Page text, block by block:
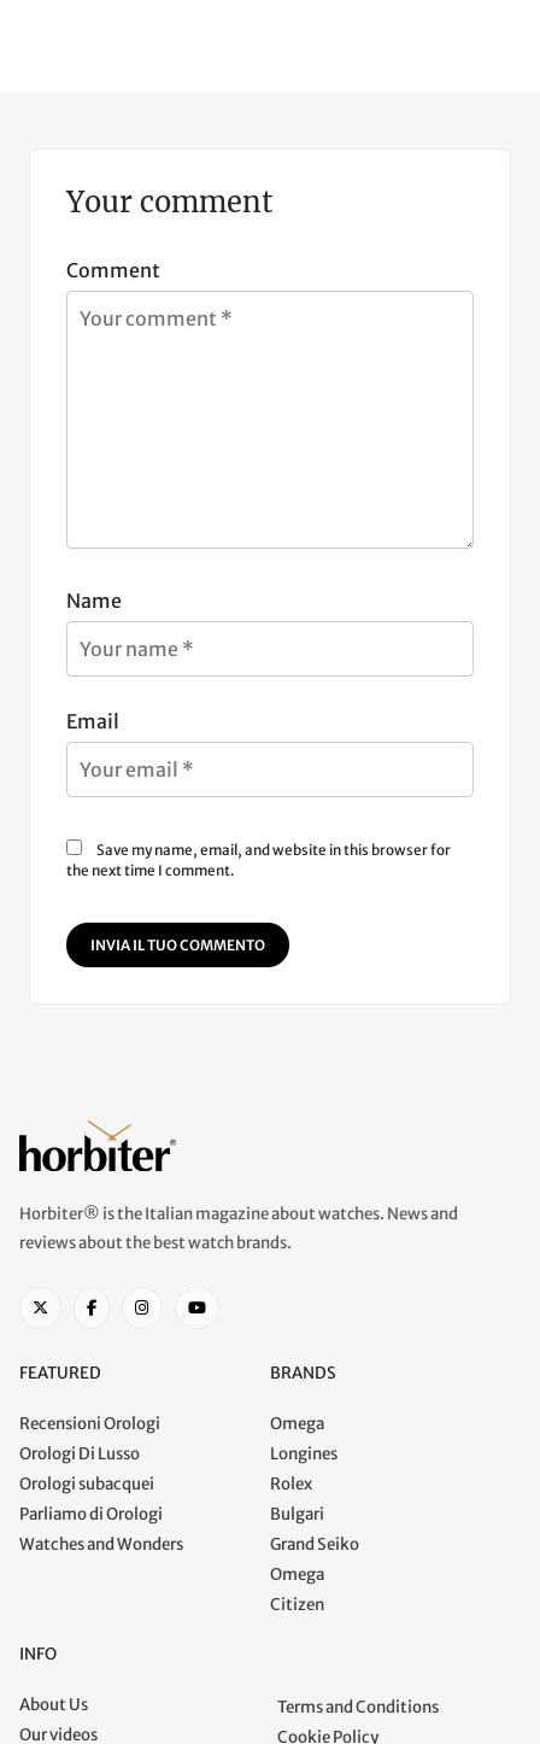
Your comment
Comment
Name
Email
Save my name, email, and website in this browser for
the next time I comment.
INVIA IL TUO COMMENTO
Horbiter® is the Italian magazine about watches. News and
reviews about the best watch brands.
FEATURED
Recensioni Orologi
Orologi Di Lusso
Orologi subacquei
Parliamo di Orologi
Watches and Wonders
BRANDS
Omega
Longines
Rolex
Bulgari
Grand Seiko
Omega
Citizen
INFO
About Us
Our videos
Terms and Conditions
Cookie Policy